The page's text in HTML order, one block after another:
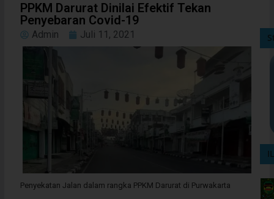
PPKM Darurat Dinilai Efektif Tekan
Penyebaran Covid-19
Admin Juli 11, 2021
Penyekatan Jalan dalam rangka PPKM Darurat di Purwakarta